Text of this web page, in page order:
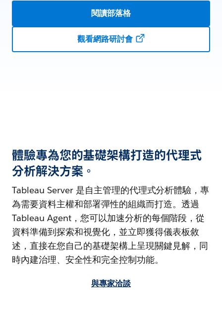
閱讀部落格
觀看網路研討會
體驗專為您的基礎架構打造的代理式
分析解決方案。
Tableau Server 是自主管理的代理式分析體驗，專
為需要資料主權和部署彈性的組織而打造。透過
Tableau Agent，您可以加速分析的每個階段，從
資料準備到探索和視覺化，並立即獲得儀表板敘
述，直接在您自己的基礎架構上呈現關鍵見解，同
時內建治理、安全性和完全控制功能。
與專家洽談